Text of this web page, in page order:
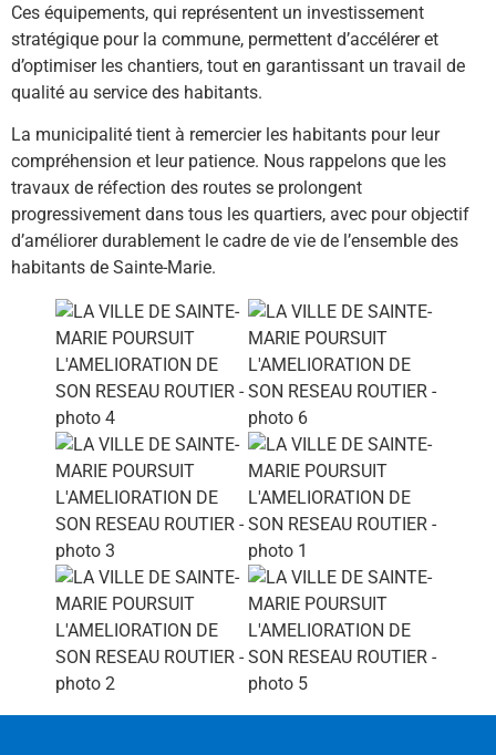
Ces équipements, qui représentent un investissement
stratégique pour la commune, permettent d’accélérer et
d’optimiser les chantiers, tout en garantissant un travail de
qualité au service des habitants.
La municipalité tient à remercier les habitants pour leur
compréhension et leur patience. Nous rappelons que les
travaux de réfection des routes se prolongent
progressivement dans tous les quartiers, avec pour objectif
d’améliorer durablement le cadre de vie de l’ensemble des
habitants de Sainte-Marie.